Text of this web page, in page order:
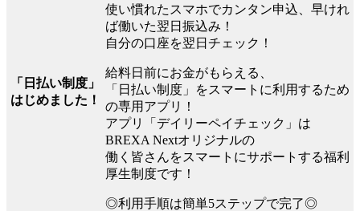
「日払い制度」
はじめました！
使い慣れたスマホでカンタン申込、早けれ
ば働いた翌日振込み！
自分の口座を翌日チェック！
給料日前にお金がもらえる、
「日払い制度」をスマートに利用するため
の専用アプリ！
アプリ「デイリーペイチェック」は
BREXA Nextオリジナルの
働く皆さんをスマートにサポートする福利
厚生制度です！
◎利用手順は簡単5ステップで完了◎